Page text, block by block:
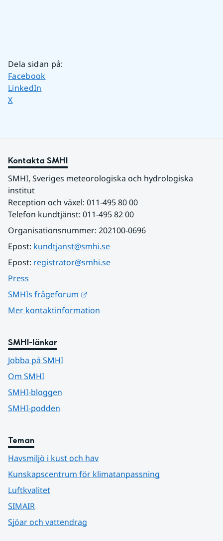
Dela sidan på:
Dela sidan på
Facebook
Dela sidan på
LinkedIn
Dela sidan på
X
Kontakta SMHI
SMHI, Sveriges meteorologiska och hydrologiska
institut
Reception och växel: 011-495 80 00
Telefon kundtjänst: 011-495 82 00
Organisationsnummer: 202100-0696
Epost: kundtjanst@smhi.se
Epost: registrator@smhi.se
Press
SMHIs frågeforum
Mer kontaktinformation
SMHI-länkar
Jobba på SMHI
Om SMHI
SMHI-bloggen
SMHI-podden
Teman
Havsmiljö i kust och hav
Kunskapscentrum för klimatanpassning
Luftkvalitet
SIMAIR
Sjöar och vattendrag